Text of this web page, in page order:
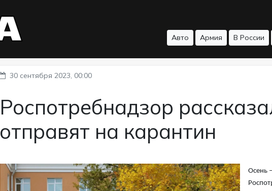
Авто Армия В России
30 сентября 2023, 00:00
Роспотребнадзор
отправят на карантин
Осень